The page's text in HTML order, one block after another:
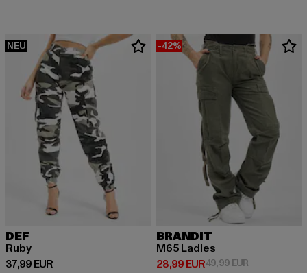
NEU
DEF
Ruby
37,99 EUR
Derzeitiger Preis: 37,99 EUR
-42%
BRANDIT
M65 Ladies
28,99 EUR
Derzeitiger Preis: 28,99 EUR
49,99 EURAktionspreis: